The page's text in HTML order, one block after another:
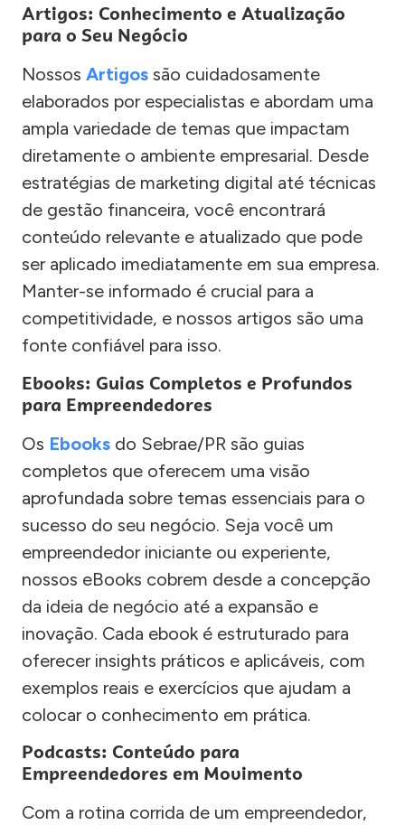
Artigos: Conhecimento e Atualização
para o Seu Negócio
Nossos Artigos são cuidadosamente
elaborados por especialistas e abordam uma
ampla variedade de temas que impactam
diretamente o ambiente empresarial. Desde
estratégias de marketing digital até técnicas
de gestão financeira, você encontrará
conteúdo relevante e atualizado que pode
ser aplicado imediatamente em sua empresa.
Manter-se informado é crucial para a
competitividade, e nossos artigos são uma
fonte confiável para isso.
Ebooks: Guias Completos e Profundos
para Empreendedores
Os Ebooks do Sebrae/PR são guias
completos que oferecem uma visão
aprofundada sobre temas essenciais para o
sucesso do seu negócio. Seja você um
empreendedor iniciante ou experiente,
nossos eBooks cobrem desde a concepção
da ideia de negócio até a expansão e
inovação. Cada ebook é estruturado para
oferecer insights práticos e aplicáveis, com
exemplos reais e exercícios que ajudam a
colocar o conhecimento em prática.
Podcasts: Conteúdo para
Empreendedores em Movimento
Com a rotina corrida de um empreendedor,